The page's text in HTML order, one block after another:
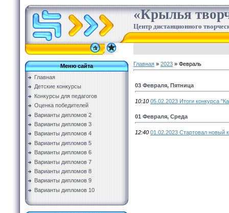
«Крылья
Центр дистанционного
Меню сайта
Главная
Детские конкурсы
Конкурсы для педагогов
Оценка победителей
Варианты дипломов 2
Варианты дипломов 3
Варианты дипломов 4
Варианты дипломов 5
Варианты дипломов 6
Варианты дипломов 7
Варианты дипломов 8
Варианты дипломов 9
Варианты дипломов 10
Главная » 2023 » Февраль
03 Февраля, Пятница
10:10 05.02.2023 Итоги конкурса
01 Февраля, Среда
12:40 01.02.2023 Стартовал новый